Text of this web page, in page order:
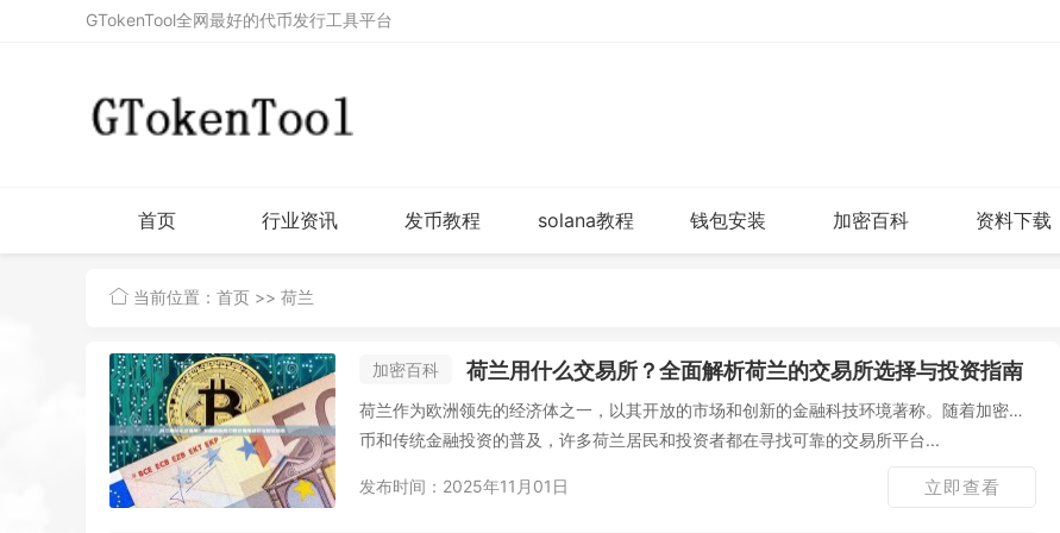
GTokenTool全网最好的代币发行工具平台
首页 行业资讯 发币教程 solana教程 钱包安装 加密百科 资料下载
当前位置： 首页 >> 荷兰
加密百科 荷兰用什么交易所？全面解析荷兰的交易所选择与投资指南
荷兰作为欧洲领先的经济体之一，以其开放的市场和创新的金融科技环境著称。随着加密货
币和传统金融投资的普及，许多荷兰居民和投资者都在寻找可靠的交易所平台...
发布时间：2025年11月01日 立即查看